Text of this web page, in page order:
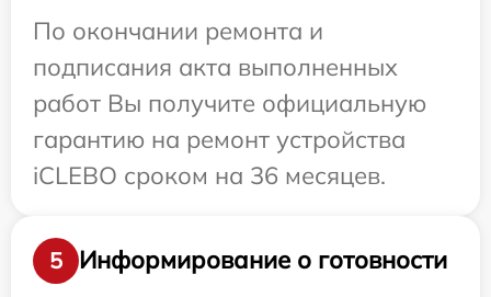
По окончании ремонта и
подписания акта выполненных
работ Вы получите официальную
гарантию на ремонт устройства
iCLEBO сроком на 36 месяцев.
5
Информирование о готовности